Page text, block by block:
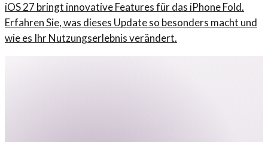
iOS 27 bringt innovative Features für das iPhone Fold.
Erfahren Sie, was dieses Update so besonders macht und
wie es Ihr Nutzungserlebnis verändert.